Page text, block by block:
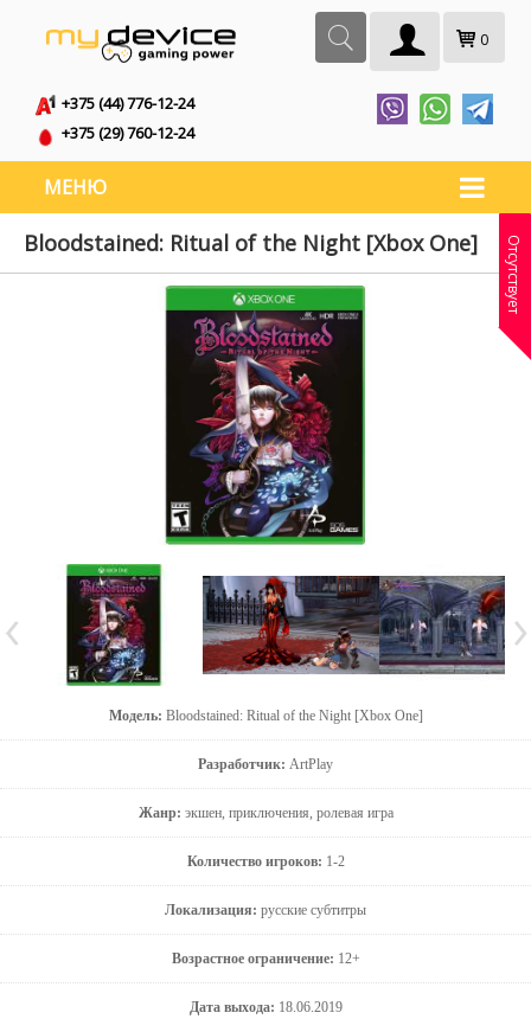
0
+375 (44) 776-12-24
+375 (29) 760-12-24
МЕНЮ
Bloodstained: Ritual of the Night [Xbox One]
Модель: Bloodstained: Ritual of the Night [Xbox One]
Разработчик: ArtPlay
Жанр: экшен, приключения, ролевая игра
Количество игроков: 1-2
Локализация: русские субтитры
Возрастное ограничение: 12+
Дата выхода: 18.06.2019
Отсутствует